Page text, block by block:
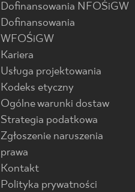
Dofinansowania NFOŚiGW
Dofinansowania
WFOŚiGW
Kariera
Usługa projektowania
Kodeks etyczny
Ogólne warunki dostaw
Strategia podatkowa
Zgłoszenie naruszenia
prawa
Kontakt
Polityka prywatności